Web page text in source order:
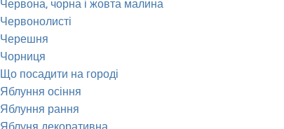
Червона, чорна і жовта малина
Червонолисті
Черешня
Чорниця
Що посадити на городі
Яблуння осіння
Яблуння рання